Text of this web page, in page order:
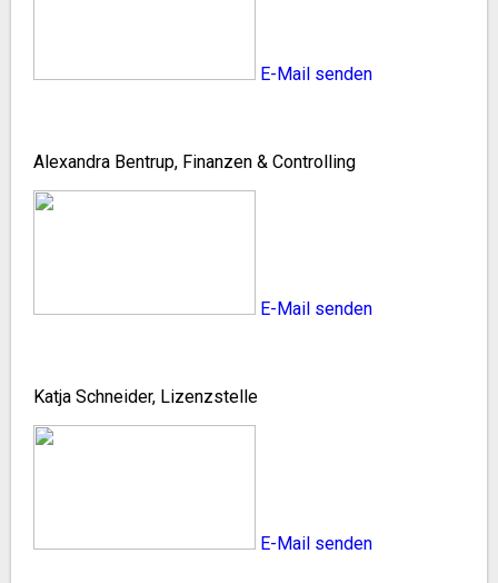
E-Mail senden
Alexandra Bentrup, Finanzen & Controlling
E-Mail senden
Katja Schneider, Lizenzstelle
E-Mail senden